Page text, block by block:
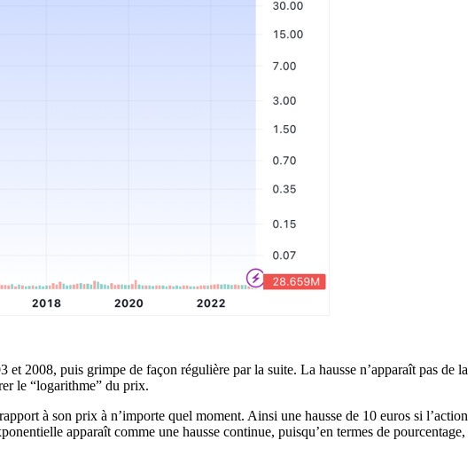
2008, puis grimpe de façon régulière par la suite. La hausse n’apparaît pas de la
le “logarithme” du prix.
à son prix à n’importe quel moment. Ainsi une hausse de 10 euros si l’action
apparaît comme une hausse continue, puisqu’en termes de pourcentage,